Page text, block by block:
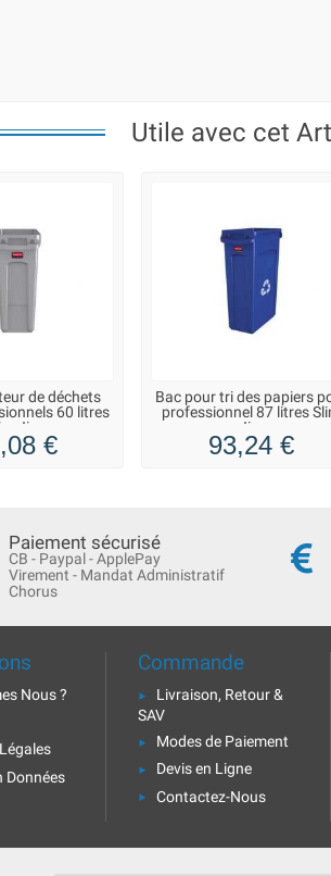
Utile avec cet
de déchets
60 litres
Jim
€
Bac pour tri des papiers
professionnel 87 litres
Jim
93,24 €
Paiement sécurisé
CB - Paypal - ApplePay
Virement - Mandat Administratif
Chorus
Nous ?
Données
Commande
Livraison, Retour &
SAV
Modes de Paiement
Devis en Ligne
Contactez-Nous